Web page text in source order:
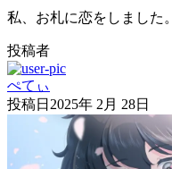
私、お札に恋をしました。
投稿者
ぺてぃ
投稿日 2025年 2月 28日